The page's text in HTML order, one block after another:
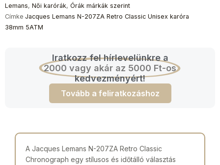
Lemans, Női karórák, Órák márkák szerint
Címke Jacques Lemans N-207ZA Retro Classic Unisex karóra
38mm 5ATM
Iratkozz fel hírlevelünkre a
2000 vagy akár az 5000 Ft-os
kedvezményért!
Tovább a feliratkozáshoz
A Jacques Lemans N-207ZA Retro Classic
Chronograph egy stílusos és időtálló választás